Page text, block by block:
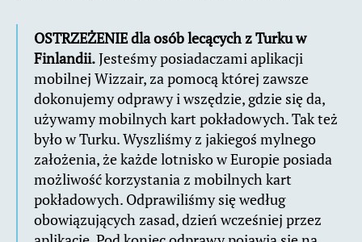
OSTRZEŻENIE dla osób lecących z Turku w
Finlandii.Jesteśmy posiadaczami aplikacji
mobilnej Wizzair, za pomocą której zawsze
dokonujemy odprawy i wszędzie, gdzie się da,
używamy mobilnych kart pokładowych. Tak też
było w Turku. Wyszliśmy z jakiegoś mylnego
założenia, że każde lotnisko w Europie posiada
możliwość korzystania z mobilnych kart
pokładowych. Odprawiliśmy się według
obowiązujących zasad, dzień wcześniej przez